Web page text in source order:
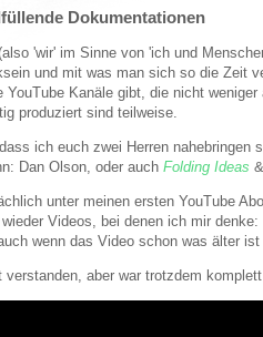
Dokumentationen
'wir' im Sinne von 'ich und
und mit was man sich so die Zeit
YouTube Kanäle gibt, die nicht
produziert sind teilweise.
ich euch zwei Herren
Dan Olson, oder auch Folding Ideas
unter meinen ersten YouTube
Videos, bei denen ich mir
wenn das Video schon was älter ist
verstanden, aber war trotzdem